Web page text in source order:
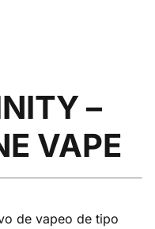
–
VAPE
de vapeo de tipo